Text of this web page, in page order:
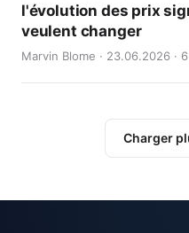
l'évolution des prix
veulent changer
Marvin Blome · 23.06.2026 ·
Charger